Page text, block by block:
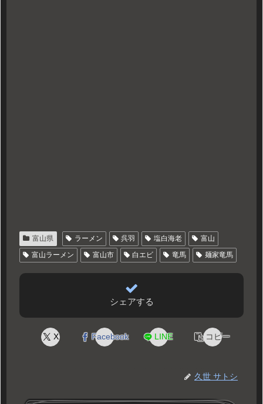
富山県 ラーメン 呉羽 塩白海老
富山
富山ラーメン
富山市 白エビ 竜馬 麺家竜馬
シェアする
X Facebook LINE コピー
久世 サトシ